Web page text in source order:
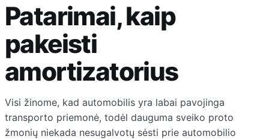
Patarimai, kaip
pakeisti
amortizatorius
Visi žinome, kad automobilis yra labai pavojinga
transporto priemonė, todėl dauguma sveiko proto
žmonių niekada nesugalvotų sėsti prie automobilio